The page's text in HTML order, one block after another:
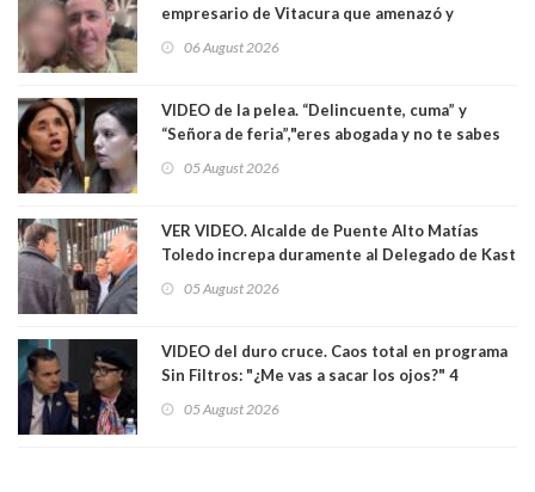
empresario de Vitacura que amenazó y
al "ring raja". Se trata de Andrés Arrieta y la
06 August 2026
VIDEO de la pelea. “Delincuente, cuma” y
“Señora de feria”,"eres abogada y no te sabes
senadoras Camila Flores y Fabiola Campillai en
05 August 2026
VER VIDEO. Alcalde de Puente Alto Matías
Toledo increpa duramente al Delegado de Kast
delegado nuevamente arrancando"
05 August 2026
VIDEO del duro cruce. Caos total en programa
Sin Filtros: "¿Me vas a sacar los ojos?" 4
excarabinero que dejó ciego a Gustavo Gatica:
05 August 2026